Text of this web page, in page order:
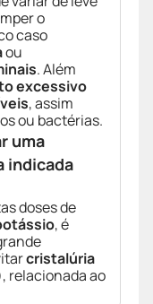
o
caso
ou
. Além
excessivo
, assim
ou bactérias.
uma
indicada
doses de
, é
cristalúria
relacionada ao